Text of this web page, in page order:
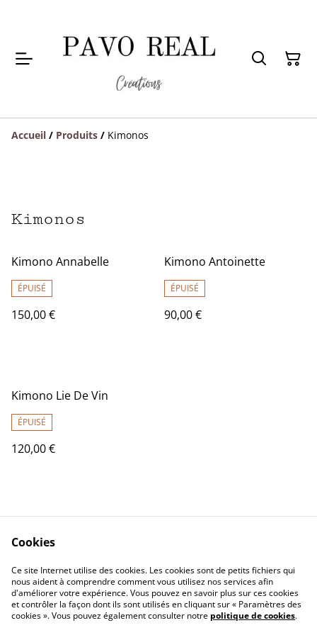
Accueil / Produits / Kimonos
Kimonos
Kimono Annabelle
ÉPUISÉ
150,00 €
Kimono Antoinette
ÉPUISÉ
90,00 €
Kimono Lie De Vin
ÉPUISÉ
120,00 €
Contact Us
Legal Terms
Privacy Policy
Cookie Policy
Cookies
Ce site Internet utilise des cookies. Les cookies sont de petits fichiers qui
nous aident à comprendre comment vous utilisez nos services afin
d'améliorer votre expérience. Vous pouvez en savoir plus sur ces cookies
et contrôler la façon dont ils sont utilisés en cliquant sur « Paramètres des
cookies ». Vous pouvez également consulter notre politique de cookies.